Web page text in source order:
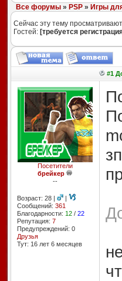
Все форумы» PSP» Игры
Сейчас эту тему
Гостей: [требуется
#1
Посетители
брейкер
--
Возраст: 28 |
|
Сообщений: 361
Благодарности: 12/ 22
Репутация: 7
Предупреждений: 0
Друзья
Тут: 16 лет 6 месяцев